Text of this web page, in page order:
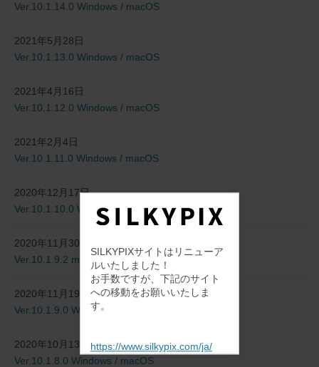
SILKYPIXサイトはリニューア
ルいたしました！
お手数ですが、下記のサイト
への移動をお願いいたしま
す。
https://www.silkypix.com/ja/
Ver.10.1.14.0 Windows / macOS
2021年5月28日
Ver.10.1.13.0 Windows / macOS
2021年4月16日
Ver.10.1.12.0 Windows / macOS
2021年2月4日
Ver.10.1.11.0 Windows / macOS
2020年12月17日
Ver.10.1.10.0 Windows / macOS
2020年11月30日
Ver.10.1.9.2 macOS
2020年11月19日
Ver.10.1.9.0 Windows / macOS
2020年10月13日
Ver.10.1.8.0 Windows / macOS